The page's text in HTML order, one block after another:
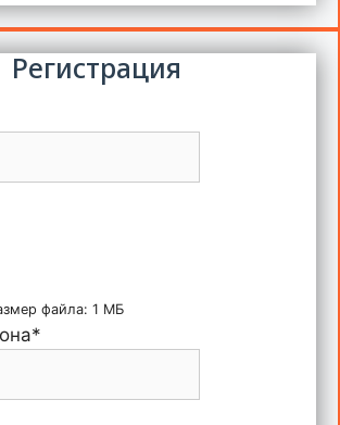
Регистрация
файла: 1 МБ
*